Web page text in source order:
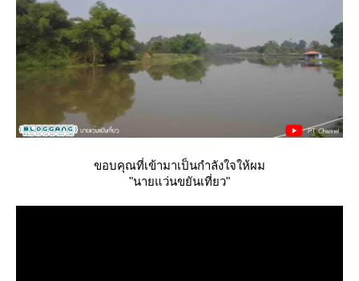
ขอบคุณที่เข้ามาเป็นกำลังใจให้ผม
"นายแว่นขยันเที่ยว"